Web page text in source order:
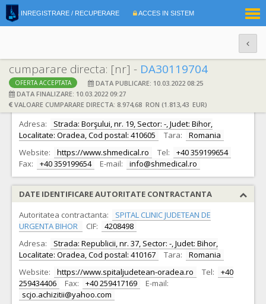
INREGISTRARE / RECUPERARE ACCES IN SISTEM
cumparare directa: [nr] - DA30119704
OFERTA ACCEPTATA
DATA PUBLICARE: 10.03.2022 08:25
DATA FINALIZARE: 10.03.2022 09:27
VALOARE CUMPARARE DIRECTA: 8.974,68 RON (1.813,43 EUR)
DATE IDENTIFICARE OFERTANT
Ofertant: S.C. SH MEDICAL SRL S.R.L. CIF: 32207595
Adresa:
Strada: Borşului, nr. 19, Sector: -, Judet: Bihor,
Localitate: Oradea, Cod postal: 410605
Tara:
Romania
Website:
https://www.shmedical.ro Tel:
+40 359199654
Fax:
+40 359199654 E-mail: info@shmedical.ro
DATE IDENTIFICARE AUTORITATE CONTRACTANTA
Autoritatea contractanta:
SPITAL CLINIC JUDETEAN DE
URGENTA BIHOR
CIF:
4208498
Adresa:
Strada: Republicii, nr. 37, Sector: -, Judet: Bihor,
Localitate: Oradea, Cod postal: 410167
Tara:
Romania
Website:
https://www.spitaljudetean-oradea.ro Tel:
+40
259434406
Fax: +40 259417169
E-mail:
scjo.achizitii@yahoo.com